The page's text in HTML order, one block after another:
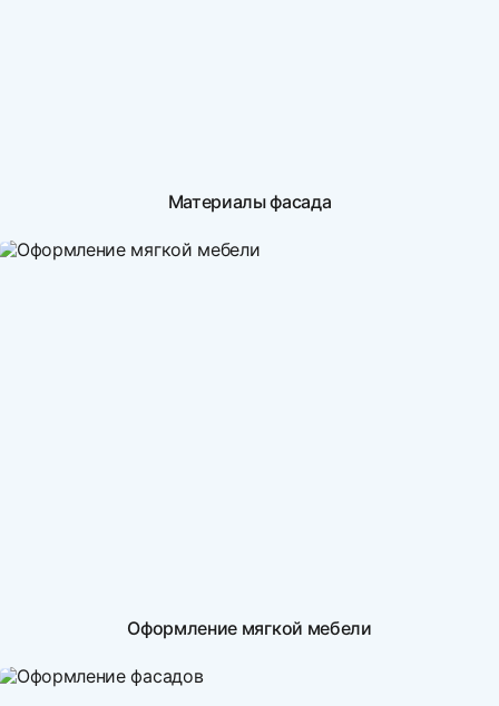
Материалы фасада
Оформление мягкой мебели